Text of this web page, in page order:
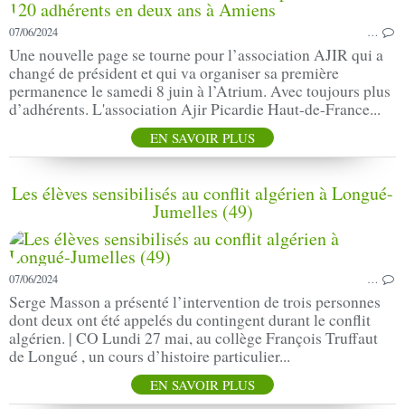
07/06/2024 …
Une nouvelle page se tourne pour l’association AJIR qui a
changé de président et qui va organiser sa première
permanence le samedi 8 juin à l’Atrium. Avec toujours plus
d’adhérents. L'association Ajir Picardie Haut-de-France...
EN SAVOIR PLUS
Les élèves sensibilisés au conflit algérien à Longué-
Jumelles (49)
07/06/2024 …
Serge Masson a présenté l’intervention de trois personnes
dont deux ont été appelés du contingent durant le conflit
algérien. | CO Lundi 27 mai, au collège François Truffaut
de Longué , un cours d’histoire particulier...
EN SAVOIR PLUS